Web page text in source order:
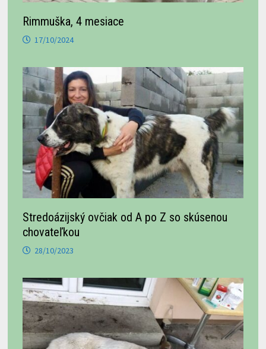
Rimmuška, 4 mesiace
17/10/2024
Stredoázijský ovčiak od A po Z so skúsenou
chovateľkou
28/10/2023